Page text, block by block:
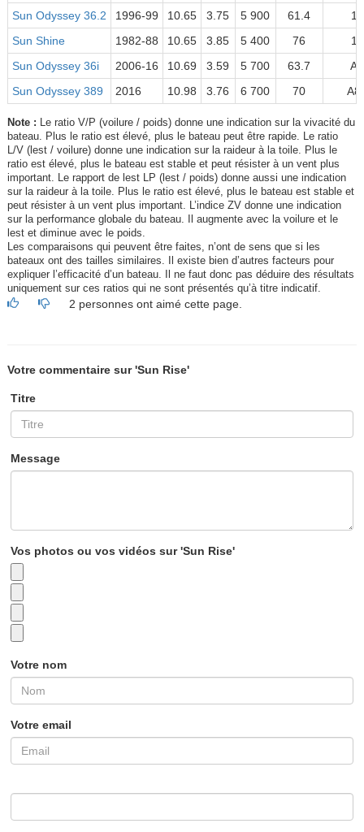
Sun Odyssey 36.2 1996-99 10.65 3.75 5 900 61.4
1
Sun Shine
1982-88 10.65 3.85 5 400 76
1
Sun Odyssey 36i
2006-16 10.69 3.59 5 700 63.7
A
Sun Odyssey 389
2016 10.98 3.76 6 700 70 A8
Note : Le ratio V/P (voilure / poids) donne une indication sur la vivacité du
bateau. Plus le ratio est élevé, plus le bateau peut être rapide. Le ratio
L/V (lest / voilure) donne une indication sur la raideur à la toile. Plus le
ratio est élevé, plus le bateau est stable et peut résister à un vent plus
important. Le rapport de lest LP (lest / poids) donne aussi une indication
sur la raideur à la toile. Plus le ratio est élevé, plus le bateau est stable et
peut résister à un vent plus important. L’indice ZV donne une indication
sur la performance globale du bateau. Il augmente avec la voilure et le
lest et diminue avec le poids.
Les comparaisons qui peuvent être faites, n’ont de sens que si les
bateaux ont des tailles similaires. Il existe bien d’autres facteurs pour
expliquer l’efficacité d’un bateau. Il ne faut donc pas déduire des résultats
uniquement sur ces ratios qui ne sont présentés qu’à titre indicatif.
2 personnes ont aimé cette page.
Votre commentaire sur 'Sun Rise'
Titre
Message
Vos photos ou vos vidéos sur 'Sun Rise'
Votre nom
Votre email